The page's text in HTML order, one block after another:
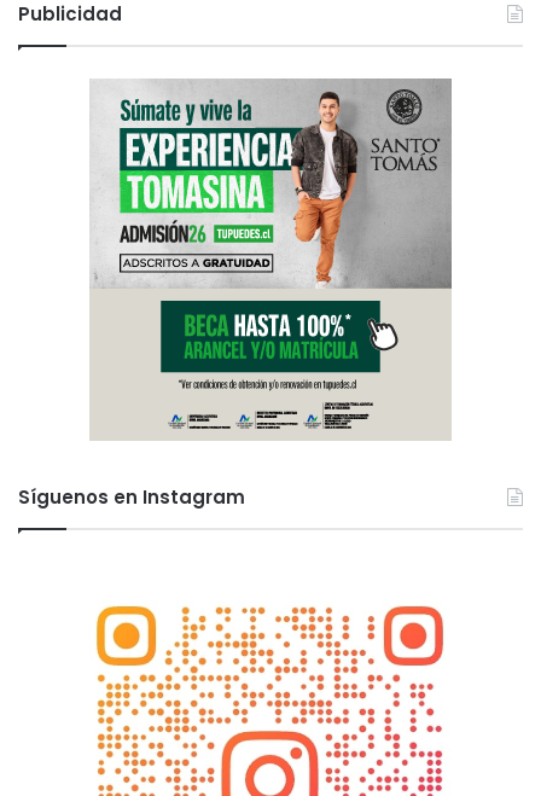
Publicidad
Síguenos en Instagram